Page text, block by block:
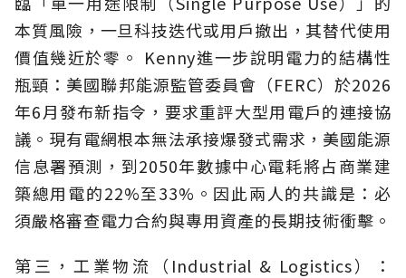
本質風險，一旦科技迭代或用戶撤出，其替代使用
價值幾近於零。 Kenny進一步說明電力的結構性
瓶頸：美國聯邦能源監管委員會（FERC）於2026
年6月發布新指令，要求重評大型用電戶的連接協
議。現有電網根本無法承接爆發式需求，美國能源
信息署預測，到2050年數據中心電耗將占商業建
築總用電的22%至33%。因此兩人的共識是：必
須嚴格審查電力合約與專用資產的長期技術衝擊。
第三，工業物流（Industrial & Logistics）：